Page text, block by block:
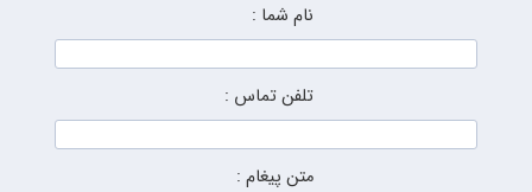
نام شما :
تلفن تماس :
متن پیغام :